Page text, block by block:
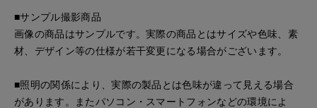
■サンプル撮影商品
画像の商品はサンプルです。実際の商品とはサイズや色味、素
材、デザイン等の仕様が若干変更になる場合がございます。
■照明の関係により、実際の製品とは色味が違って見える場合
があります。またパソコン・スマートフォンなどの環境によ